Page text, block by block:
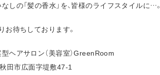
しの「髪の香水」を、皆様のライフスタイルに…。
お待ちしております。
ヘアサロン（美容室）GreenRoom
田市広面字堤敷47-1